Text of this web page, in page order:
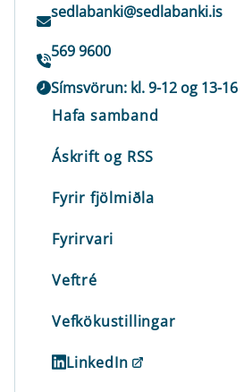
sedlabanki@sedlabanki.is
569 9600
Símsvörun: kl. 9-12 og 13-16
Hafa samband
Áskrift og RSS
Fyrir fjölmiðla
Fyrirvari
Veftré
Vefkökustillingar
LinkedIn